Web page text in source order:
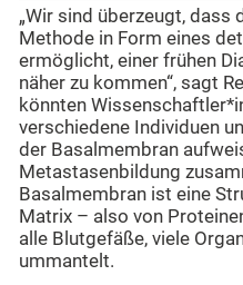
„Wir sind überzeugt, dass
Methode in Form eines
ermöglicht, einer frühen
näher zu kommen“, sagt
könnten
verschiedene Individuen
der Basalmembran
Metastasenbildung
Basalmembran ist eine
Matrix – also von
alle Blutgefäße, viele
ummantelt.